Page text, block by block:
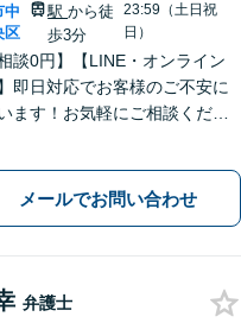
中
区
駅から徒
歩3分
23:59（土日祝
日）
相談0円】【LINE・オンライン
即日対応でお客様のご不安に
ます！お気軽にご相談くださ
メールでお問い合わせ
弁護士